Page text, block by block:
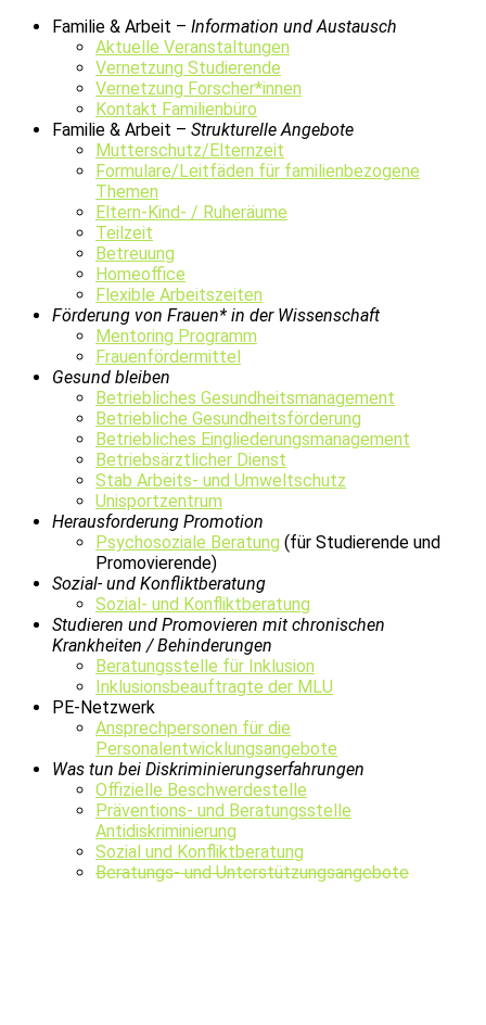
Familie & Arbeit – Information und Austausch
Aktuelle Veranstaltungen
Vernetzung Studierende
Vernetzung Forscher*innen
Kontakt Familienbüro
Familie & Arbeit – Strukturelle Angebote
Mutterschutz/Elternzeit
Formulare/Leitfäden für familienbezogene
Themen
Eltern-Kind- / Ruheräume
Teilzeit
Betreuung
Homeoffice
Flexible Arbeitszeiten
Förderung von Frauen* in der Wissenschaft
Mentoring Programm
Frauenfördermittel
Gesund bleiben
Betriebliches Gesundheitsmanagement
Betriebliche Gesundheitsförderung
Betriebliches Eingliederungsmanagement
Betriebsärztlicher Dienst
Stab Arbeits- und Umweltschutz
Unisportzentrum
Herausforderung Promotion
Psychosoziale Beratung (für Studierende und
Promovierende)
Sozial- und Konfliktberatung
Sozial- und Konfliktberatung
Studieren und Promovieren mit chronischen
Krankheiten / Behinderungen
Beratungsstelle für Inklusion
Inklusionsbeauftragte der MLU
PE-Netzwerk
Ansprechpersonen für die
Personalentwicklungsangebote
Was tun bei Diskriminierungserfahrungen
Offizielle Beschwerdestelle
Präventions- und Beratungsstelle
Antidiskriminierung
Sozial und Konfliktberatung
Beratungs- und Unterstützungsangebote